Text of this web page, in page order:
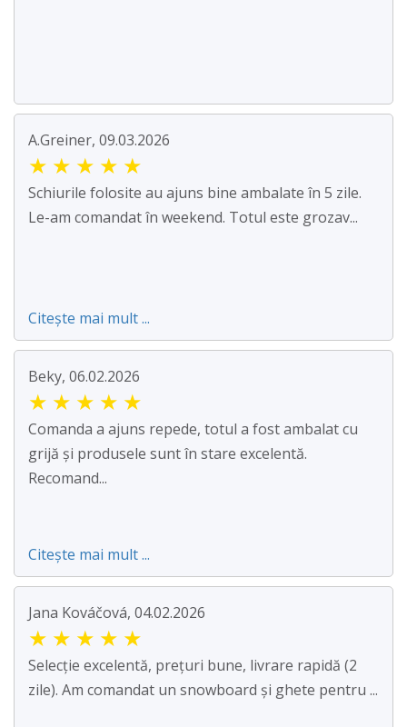
A.Greiner, 09.03.2026
★ ★ ★ ★ ★
Schiurile folosite au ajuns bine ambalate în 5 zile.
Le-am comandat în weekend. Totul este grozav...
Citește mai mult ...
Beky, 06.02.2026
★ ★ ★ ★ ★
Comanda a ajuns repede, totul a fost ambalat cu
grijă și produsele sunt în stare excelentă.
Recomand...
Citește mai mult ...
Jana Kováčová, 04.02.2026
★ ★ ★ ★ ★
Selecție excelentă, prețuri bune, livrare rapidă (2
zile). Am comandat un snowboard și ghete pentru ...